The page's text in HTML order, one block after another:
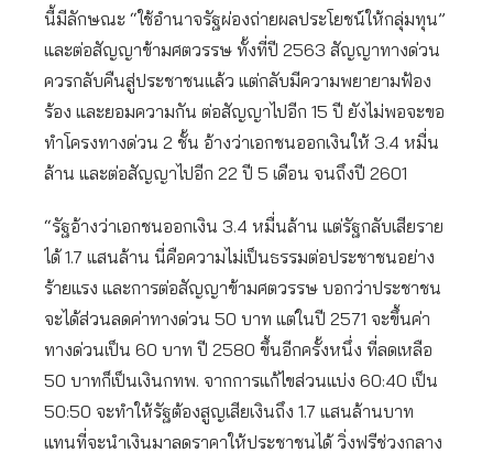
นี้มีลักษณะ “ใช้อำนาจรัฐผ่องถ่ายผลประโยชน์ให้กลุ่มทุน”
และต่อสัญญาข้ามศตวรรษ ทั้งที่ปี 2563 สัญญาทางด่วน
ควรกลับคืนสู่ประชาชนแล้ว แต่กลับมีความพยายามฟ้อง
ร้อง และยอมความกัน ต่อสัญญาไปอีก 15 ปี ยังไม่พอจะขอ
ทำโครงทางด่วน 2 ชั้น อ้างว่าเอกชนออกเงินให้ 3.4 หมื่น
ล้าน และต่อสัญญาไปอีก 22 ปี 5 เดือน จนถึงปี 2601
“รัฐอ้างว่าเอกชนออกเงิน 3.4 หมื่นล้าน แต่รัฐกลับเสียราย
ได้ 1.7 แสนล้าน นี่คือความไม่เป็นธรรมต่อประชาชนอย่าง
ร้ายแรง และการต่อสัญญาข้ามศตวรรษ บอกว่าประชาชน
จะได้ส่วนลดค่าทางด่วน 50 บาท แต่ในปี 2571 จะขึ้นค่า
ทางด่วนเป็น 60 บาท ปี 2580 ขึ้นอีกครั้งหนึ่ง ที่ลดเหลือ
50 บาทก็เป็นเงินกทพ. จากการแก้ไขส่วนแบ่ง 60:40 เป็น
50:50 จะทำให้รัฐต้องสูญเสียเงินถึง 1.7 แสนล้านบาท
แทนที่จะนำเงินมาลดราคาให้ประชาชนได้ วิ่งฟรีช่วงกลาง